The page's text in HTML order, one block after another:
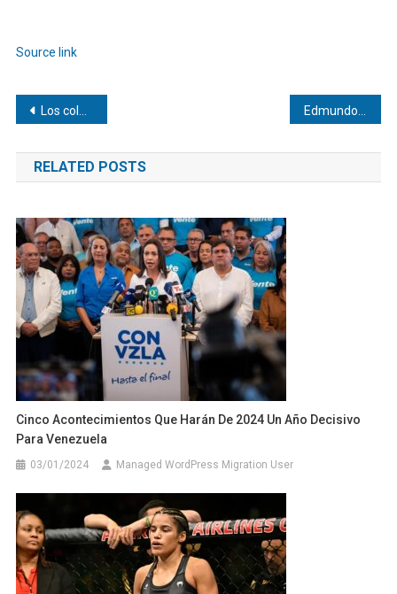
de
Source link
Navegación
de
entradas
Los colombianos acuden a las urnas para votar por el sucesor del presidente Petro Edmundo González insta a crear condiciones para presidenciales en Venezuela
RELATED POSTS
Cinco Acontecimientos Que Harán De 2024 Un Año Decisivo
Para Venezuela
03/01/2024 Managed WordPress Migration User